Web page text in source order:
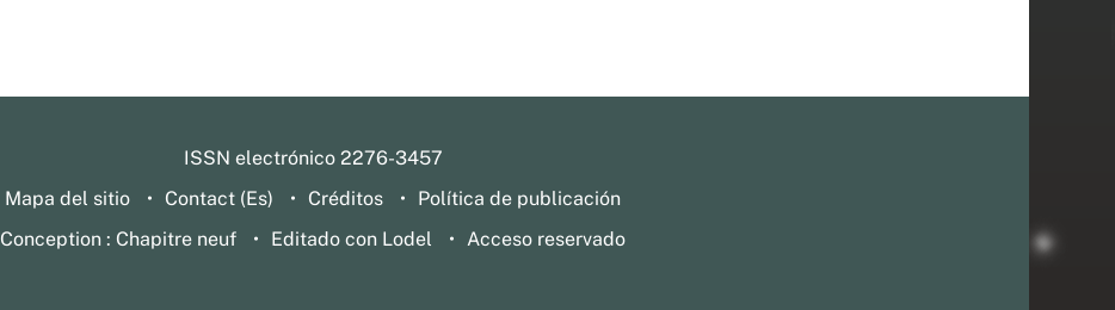
ISSN electrónico 2276-3457
Mapa del sitio
Contact (Es) Créditos
Política de publicación
Conception : Chapitre neuf
Editado con Lodel Acceso reservado